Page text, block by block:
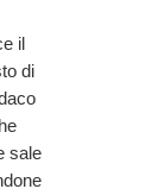
il
di
sale